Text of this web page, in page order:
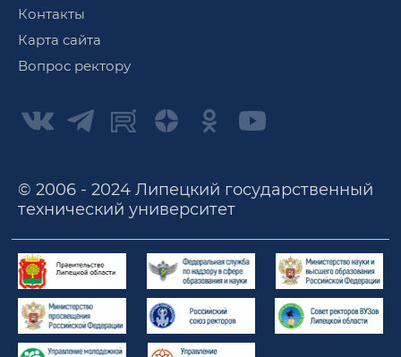
Контакты
Карта сайта
Вопрос ректору
© 2006 - 2024 Липецкий государственный
технический университет